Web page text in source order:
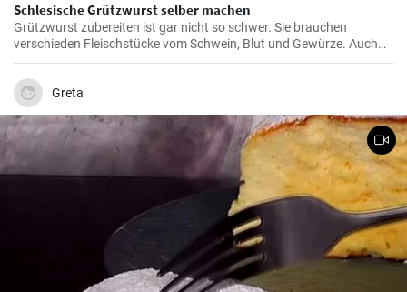
Schlesische Grützwurst selber machen
Grützwurst zubereiten ist gar nicht so schwer. Sie brauchen
verschieden Fleischstücke vom Schwein, Blut und Gewürze. Auch
das klassische DDR Gericht Tote Oma wird mit Grützwurst
zubereitet. Die Grütze (aus Getreide) bindet die Wurst .
Greta